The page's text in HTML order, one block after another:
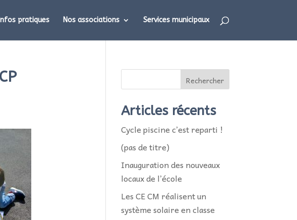
Infos pratiques Nos associations Services municipaux
Rechercher
Articles récents
Cycle piscine c’est reparti !
(pas de titre)
Inauguration des nouveaux
locaux de l’école
Les CE CM réalisent un
système solaire en classe